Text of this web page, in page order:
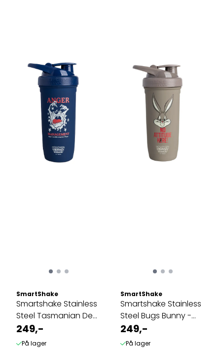
SmartShake
Smartshake Stainless
Steel Tasmanian Devil
- ...
249,-
På lager
SmartShake
Smartshake Stainless
Steel Bugs Bunny -
900ml
249,-
På lager